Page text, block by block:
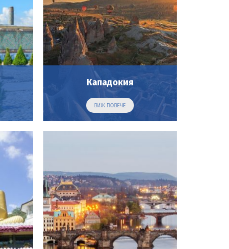
Кападокия
ВИЖ ПОВЕЧЕ